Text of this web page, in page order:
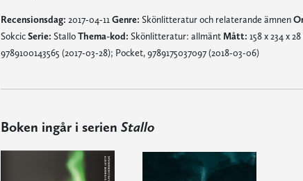
Recensionsdag: 2017-04-11 Genre: Skönlitteratur och relaterande ämnen
SokcicSerie: StalloThema-kod: Skönlitteratur: allmänt Mått: 158 x 234 x
9789100143565 (2017-03-28); Pocket, 9789175037097 (2018-03-06)
Boken ingår i serien Stallo